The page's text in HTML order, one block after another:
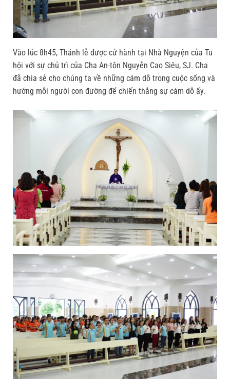
Vào lúc 8h45, Thánh lễ được cử hành tại Nhà Nguyện của Tu
hội với sự chủ trì của Cha An-tôn Nguyễn Cao Siêu, SJ. Cha
đã chia sẻ cho chúng ta về những cám dỗ trong cuộc sống và
hướng mỗi người con đường để chiến thắng sự cám dỗ ấy.